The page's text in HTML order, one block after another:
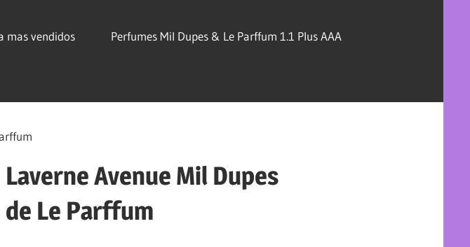
mas vendidos Perfumes Mil Dupes & Le Parffum 1.1 Plus AAA
Laverne Avenue Mil Dupes
de Le Parffum